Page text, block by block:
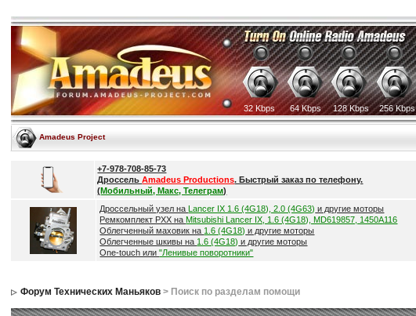
32 Kbps 64 Kbps 128 Kbps 256 Kbps
Amadeus Project
+7-978-708-85-73
ДроссельAmadeus Productions. Быстрый заказ по телефону.
(Мобильный, Макс, Телеграм)
Дроссельный узел на Lancer IX 1.6 (4G18), 2.0 (4G63) и другие моторы
Ремкомплект РХХ на Mitsubishi Lancer IX, 1.6 (4G18), MD619857, 1450A116
Облегченный маховик на 1.6 (4G18) и другие моторы
Облегченные шкивы на 1.6 (4G18) и другие моторы
One-touch или"Ленивые поворотники"
Форум Технических Маньяков > Поиск по разделам помощи